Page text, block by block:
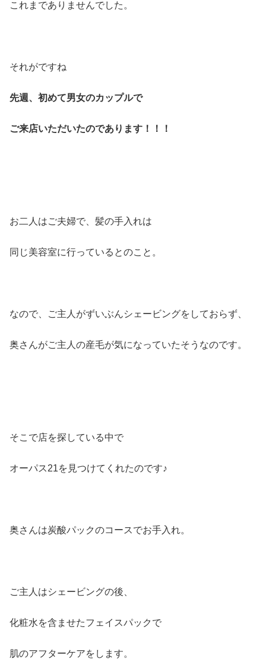
これまでありませんでした。
それがですね
先週、初めて男女のカップルで
ご来店いただいたのであります！！！
お二人はご夫婦で、髪の手入れは
同じ美容室に行っているとのこと。
なので、ご主人がずいぶんシェービングをしておらず、
奥さんがご主人の産毛が気になっていたそうなのです。
そこで店を探している中で
オーパス21を見つけてくれたのです♪
奥さんは炭酸パックのコースでお手入れ。
ご主人はシェービングの後、
化粧水を含ませたフェイスパックで
肌のアフターケアをします。